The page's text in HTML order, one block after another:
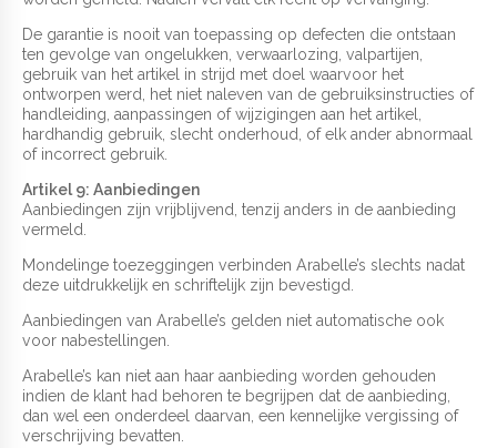
De garantie is nooit van toepassing op defecten die ontstaan
ten gevolge van ongelukken, verwaarlozing, valpartijen,
gebruik van het artikel in strijd met doel waarvoor het
ontworpen werd, het niet naleven van de gebruiksinstructies of
handleiding, aanpassingen of wijzigingen aan het artikel,
hardhandig gebruik, slecht onderhoud, of elk ander abnormaal
of incorrect gebruik.
Artikel 9: Aanbiedingen
Aanbiedingen zijn vrijblijvend, tenzij anders in de aanbieding
vermeld.
Mondelinge toezeggingen verbinden Arabelle’s slechts nadat
deze uitdrukkelijk en schriftelijk zijn bevestigd.
Aanbiedingen van Arabelle’s gelden niet automatische ook
voor nabestellingen.
Arabelle’s kan niet aan haar aanbieding worden gehouden
indien de klant had behoren te begrijpen dat de aanbieding,
dan wel een onderdeel daarvan, een kennelijke vergissing of
verschrijving bevatten.